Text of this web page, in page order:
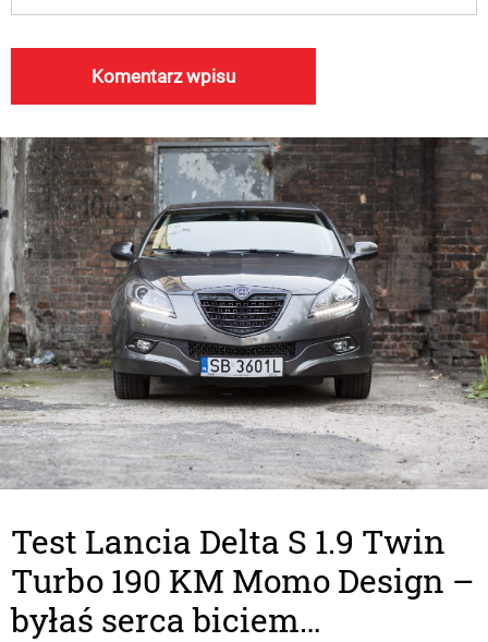
Test Lancia Delta S 1.9 Twin
Turbo 190 KM Momo Design –
byłaś serca biciem…